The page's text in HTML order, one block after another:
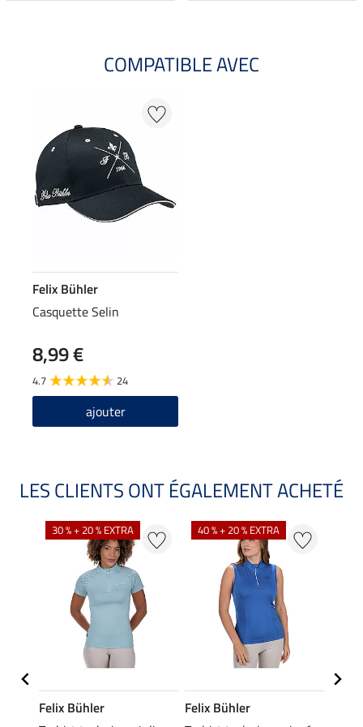
COMPATIBLE AVEC
Felix Bühler
Casquette Selin
8,99 €
4.7 24
ajouter
LES CLIENTS ONT ÉGALEMENT ACHETÉ
30 % + 20 % EXTRA
Felix Bühler
40 % + 20 % EXTRA
Felix Bühler